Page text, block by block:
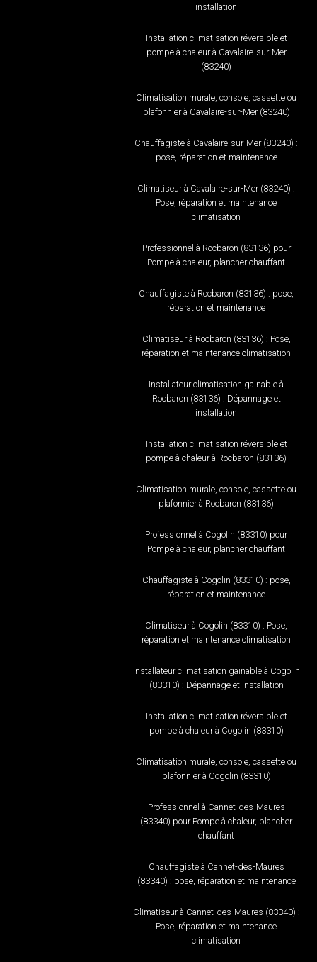
installation
Installation climatisation réversible et
pompe à chaleur à Cavalaire-sur-Mer
(83240)
Climatisation murale, console, cassette ou
plafonnier à Cavalaire-sur-Mer (83240)
Chauffagiste à Cavalaire-sur-Mer (83240) :
pose, réparation et maintenance
Climatiseur à Cavalaire-sur-Mer (83240) :
Pose, réparation et maintenance
climatisation
Professionnel à Rocbaron (83136) pour
Pompe à chaleur, plancher chauffant
Chauffagiste à Rocbaron (83136) : pose,
réparation et maintenance
Climatiseur à Rocbaron (83136) : Pose,
réparation et maintenance climatisation
Installateur climatisation gainable à
Rocbaron (83136) : Dépannage et
installation
Installation climatisation réversible et
pompe à chaleur à Rocbaron (83136)
Climatisation murale, console, cassette ou
plafonnier à Rocbaron (83136)
Professionnel à Cogolin (83310) pour
Pompe à chaleur, plancher chauffant
Chauffagiste à Cogolin (83310) : pose,
réparation et maintenance
Climatiseur à Cogolin (83310) : Pose,
réparation et maintenance climatisation
Installateur climatisation gainable à Cogolin
(83310) : Dépannage et installation
Installation climatisation réversible et
pompe à chaleur à Cogolin (83310)
Climatisation murale, console, cassette ou
plafonnier à Cogolin (83310)
Professionnel à Cannet-des-Maures
(83340) pour Pompe à chaleur, plancher
chauffant
Chauffagiste à Cannet-des-Maures
(83340) : pose, réparation et maintenance
Climatiseur à Cannet-des-Maures (83340) :
Pose, réparation et maintenance
climatisation